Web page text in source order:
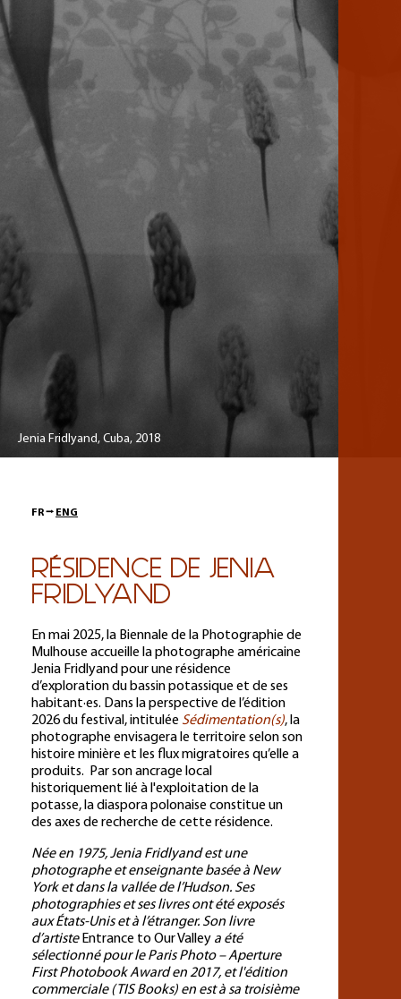
Jenia Fridlyand, Cuba, 2018
FR ⭢ ENG
RÉSIDENCE DE JENIA
FRIDLYAND
En mai 2025, la Biennale de la Photographie de
Mulhouse accueille la photographe américaine
Jenia Fridlyand pour une résidence
d’exploration du bassin potassique et de ses
habitant·es. Dans la perspective de l’édition
2026 du festival, intitulée Sédimentation(s), la
photographe envisagera le territoire selon son
histoire minière et les flux migratoires qu’elle a
produits. Par son ancrage local
historiquement lié à l'exploitation de la
potasse, la diaspora polonaise constitue un
des axes de recherche de cette résidence.
Née en 1975, Jenia Fridlyand est une
photographe et enseignante basée à New
York et dans la vallée de l’Hudson. Ses
photographies et ses livres ont été exposés
aux États-Unis et à l’étranger. Son livre
d’artiste Entrance to Our Valley a été
sélectionné pour le Paris Photo – Aperture
First Photobook Award en 2017, et l'édition
commerciale (TIS Books) en est à sa troisième